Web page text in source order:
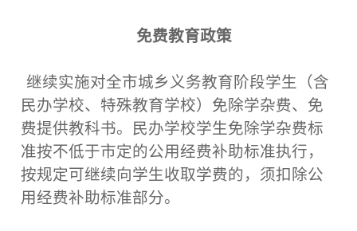
免费教育政策
继续实施对全市城乡义务教育阶段学生（含
民办学校、特殊教育学校）免除学杂费、免
费提供教科书。民办学校学生免除学杂费标
准按不低于市定的公用经费补助标准执行，
按规定可继续向学生收取学费的，须扣除公
用经费补助标准部分。